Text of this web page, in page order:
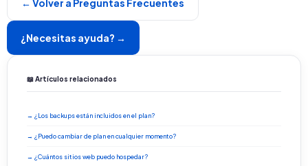
← Volver a Preguntas Frecuentes
¿Necesitas ayuda? →
📖 Artículos relacionados
→ ¿Los backups están incluidos en el plan?
→ ¿Puedo cambiar de plan en cualquier momento?
→ ¿Cuántos sitios web puedo hospedar?